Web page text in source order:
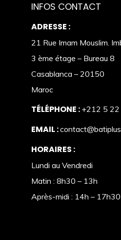
INFOS CONTACT
ADRESSE :
21 Rue Imam Mouslim.
3 ème étage – Bureau 8
Casablanca – 20150
Maroc
TÉLÉPHONE : +212 5
EMAIL :
HORAIRES :
Lundi au Vendredi
Matin : 8h30 – 13h
Après-midi : 14h – 17h30